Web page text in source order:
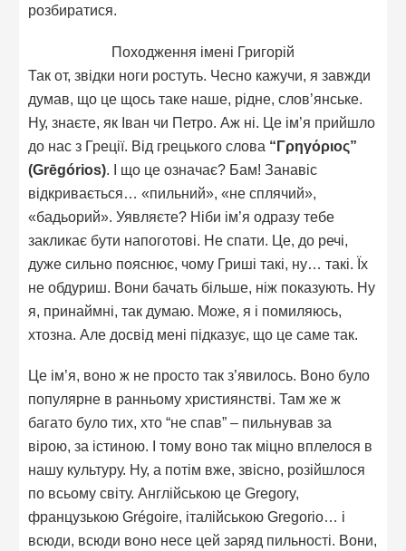
розбиратися.
Походження імені Григорій
Так от, звідки ноги ростуть. Чесно кажучи, я завжди
думав, що це щось таке наше, рідне, слов’янське.
Ну, знаєте, як Іван чи Петро. Аж ні. Це ім’я прийшло
до нас з Греції. Від грецького слова “Γρηγόριος”
(Grēgórios) . І що це означає? Бам! Занавіс
відкривається… «пильний», «не сплячий»,
«бадьорий». Уявляєте? Ніби ім’я одразу тебе
закликає бути напоготові. Не спати. Це, до речі,
дуже сильно пояснює, чому Гриші такі, ну… такі. Їх
не обдуриш. Вони бачать більше, ніж показують. Ну
я, принаймні, так думаю. Може, я і помиляюсь,
хтозна. Але досвід мені підказує, що це саме так.
Це ім’я, воно ж не просто так з’явилось. Воно було
популярне в ранньому християнстві. Там же ж
багато було тих, хто “не спав” – пильнував за
вірою, за істиною. І тому воно так міцно вплелося в
нашу культуру. Ну, а потім вже, звісно, розійшлося
по всьому світу. Англійською це Gregory,
французькою Grégoire, італійською Gregorio… і
всюди, всюди воно несе цей заряд пильності. Вони,